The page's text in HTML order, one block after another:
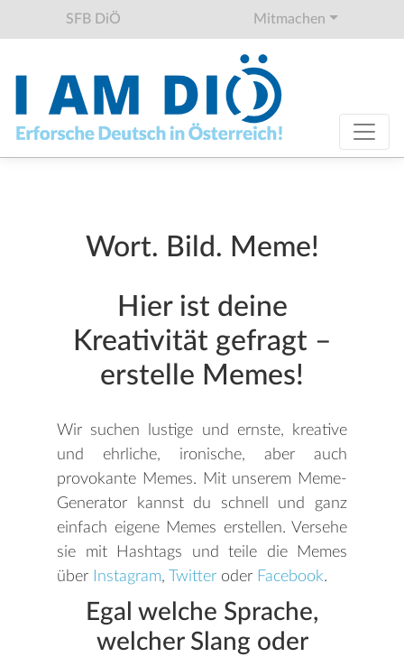
SFB DiÖ Mitmachen
Wort. Bild. Meme!
Hier ist deine
Kreativität gefragt –
erstelle Memes!
Wir suchen lustige und ernste, kreative
und ehrliche, ironische, aber auch
provokante Memes. Mit unserem Meme-
Generator kannst du schnell und ganz
einfach eigene Memes erstellen. Versehe
sie mit Hashtags und teile die Memes
über
Instagram, Twitter oder Facebook.
Egal welche Sprache,
welcher Slang oder